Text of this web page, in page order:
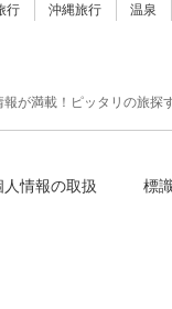
行 沖縄旅行 温泉
が満載！ピッタリの旅
人情報の取扱 標